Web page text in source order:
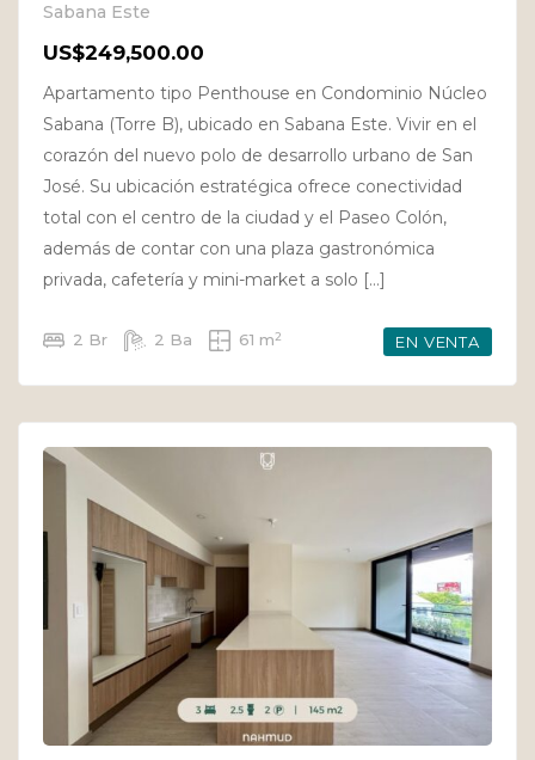
Sabana Este
US$249,500.00
Apartamento tipo Penthouse en Condominio Núcleo
Sabana (Torre B), ubicado en Sabana Este. Vivir en el
corazón del nuevo polo de desarrollo urbano de San
José. Su ubicación estratégica ofrece conectividad
total con el centro de la ciudad y el Paseo Colón,
además de contar con una plaza gastronómica
privada, cafetería y mini-market a solo […]
2 Br 2 Ba 61 m2 EN VENTA